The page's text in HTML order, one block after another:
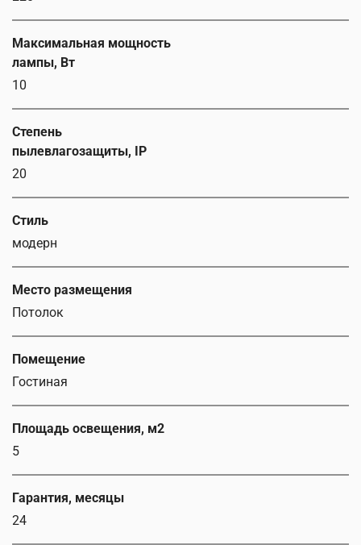
Максимальная мощность
лампы, Вт
10
Степень
пылевлагозащиты, IP
20
Стиль
модерн
Место размещения
Потолок
Помещение
Гостиная
Площадь освещения, м2
5
Гарантия, месяцы
24